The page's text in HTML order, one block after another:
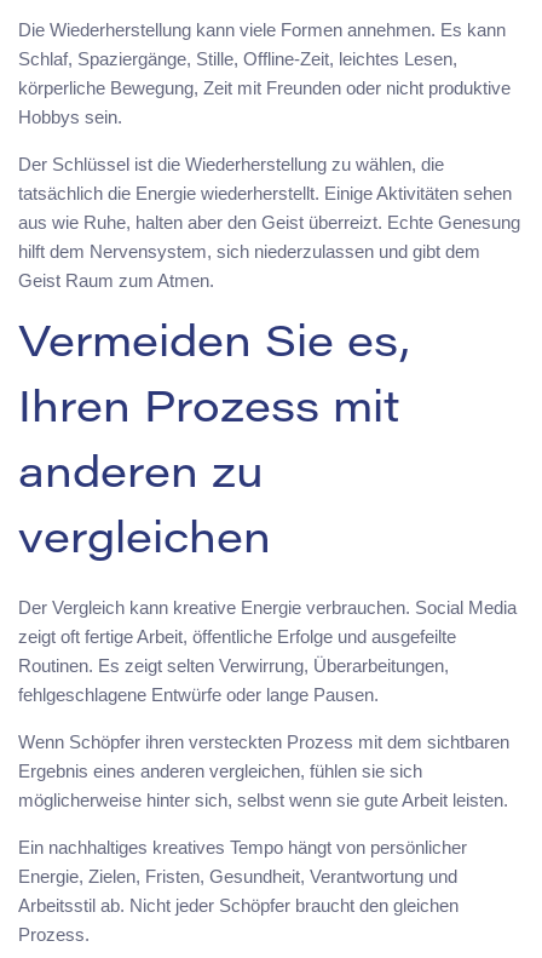
Die Wiederherstellung kann viele Formen annehmen. Es kann
Schlaf, Spaziergänge, Stille, Offline-Zeit, leichtes Lesen,
körperliche Bewegung, Zeit mit Freunden oder nicht produktive
Hobbys sein.
Der Schlüssel ist die Wiederherstellung zu wählen, die
tatsächlich die Energie wiederherstellt. Einige Aktivitäten sehen
aus wie Ruhe, halten aber den Geist überreizt. Echte Genesung
hilft dem Nervensystem, sich niederzulassen und gibt dem
Geist Raum zum Atmen.
Vermeiden Sie es,
Ihren Prozess mit
anderen zu
vergleichen
Der Vergleich kann kreative Energie verbrauchen. Social Media
zeigt oft fertige Arbeit, öffentliche Erfolge und ausgefeilte
Routinen. Es zeigt selten Verwirrung, Überarbeitungen,
fehlgeschlagene Entwürfe oder lange Pausen.
Wenn Schöpfer ihren versteckten Prozess mit dem sichtbaren
Ergebnis eines anderen vergleichen, fühlen sie sich
möglicherweise hinter sich, selbst wenn sie gute Arbeit leisten.
Ein nachhaltiges kreatives Tempo hängt von persönlicher
Energie, Zielen, Fristen, Gesundheit, Verantwortung und
Arbeitsstil ab. Nicht jeder Schöpfer braucht den gleichen
Prozess.